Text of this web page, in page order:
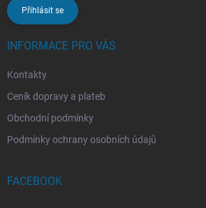
Přihlásit se
INFORMACE PRO VÁS
Kontakty
Ceník dopravy a plateb
Obchodní podmínky
Podmínky ochrany osobních údajů
FACEBOOK